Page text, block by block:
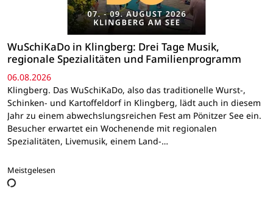
WuSchiKaDo in Klingberg: Drei Tage Musik,
regionale Spezialitäten und Familienprogramm
06.08.2026
Klingberg. Das WuSchiKaDo, also das traditionelle Wurst-,
Schinken- und Kartoffeldorf in Klingberg, lädt auch in diesem
Jahr zu einem abwechslungsreichen Fest am Pönitzer See ein.
Besucher erwartet ein Wochenende mit regionalen
Spezialitäten, Livemusik, einem Land-…
Meistgelesen